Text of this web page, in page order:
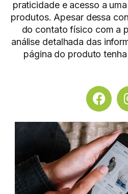
praticidade e acesso a
produtos. Apesar dessa
do contato físico com a
análise detalhada das
página do produto